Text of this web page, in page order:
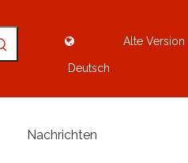
Deutsch
Alte Version
Nachrichten